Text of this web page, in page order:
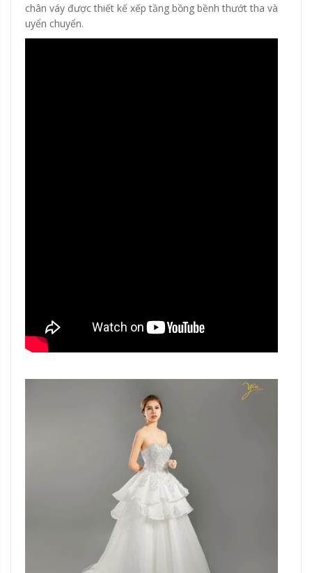
chân váy được thiết kế xếp tầng bồng bềnh thướt tha và
uyển chuyển.